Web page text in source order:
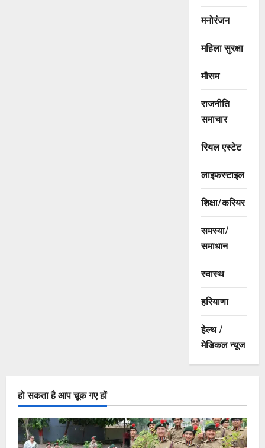
मनोरंजन
महिला सुरक्षा
मौसम
राजनीति
समाचार
रियल एस्टेट
लाइफस्टाइल
शिक्षा/करियर
समस्या/
समाधान
स्वास्थ
हरियाणा
हेल्थ /
मेडिकल न्यूज
हो सकता है आप चूक गए हों